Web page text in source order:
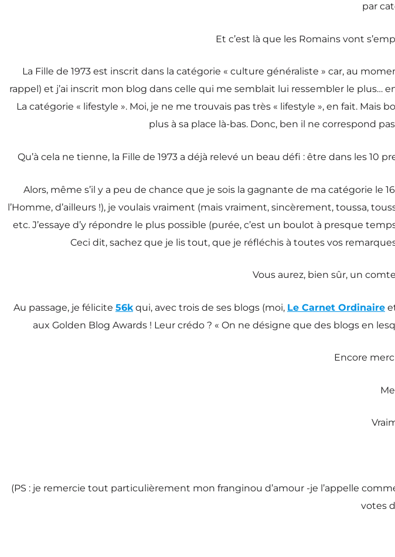
par
Et c’est là que les Romains vont
La Fille de 1973 est inscrit dans la catégorie « culture généraliste » car, au
rappel) et j’ai inscrit mon blog dans celle qui me semblait lui ressembler le
La catégorie « lifestyle ». Moi, je ne me trouvais pas très « lifestyle », en fait.
plus à sa place là-bas. Donc, ben il ne correspond
Qu’à cela ne tienne, la Fille de 1973 a déjà relevé un beau défi : être dans les
Alors, même s’il y a peu de chance que je sois la gagnante de ma catégorie le
l’Homme, d’ailleurs !), je voulais vraiment (mais vraiment, sincèrement, toussa,
etc. J’essaye d’y répondre le plus possible (purée, c’est un boulot à presque
Ceci dit, sachez que je lis tout, que je réfléchis à toutes vos
Vous aurez, bien sûr, un
Au passage, je félicite 56k qui, avec trois de ses blogs (moi, Le Carnet Ordinaire
aux Golden Blog Awards ! Leur crédo ? « On ne désigne que des blogs en
Encore
(PS : je remercie tout particulièrement mon franginou d’amour -je l’appelle
votes